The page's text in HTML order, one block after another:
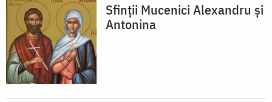
Sfinții Mucenici Alexandru și
Antonina